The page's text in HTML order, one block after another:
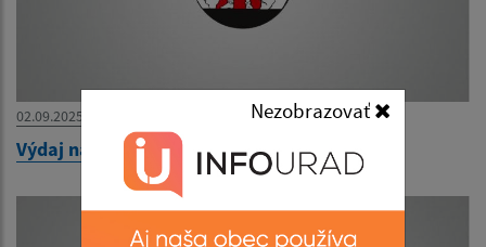
Nezobrazovať
02.09.2025
Výdaj naturálií AGROSPOL HONCE 2025